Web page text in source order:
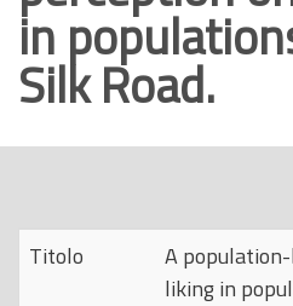
p
in
Silk Road.
Titolo
A
liking in